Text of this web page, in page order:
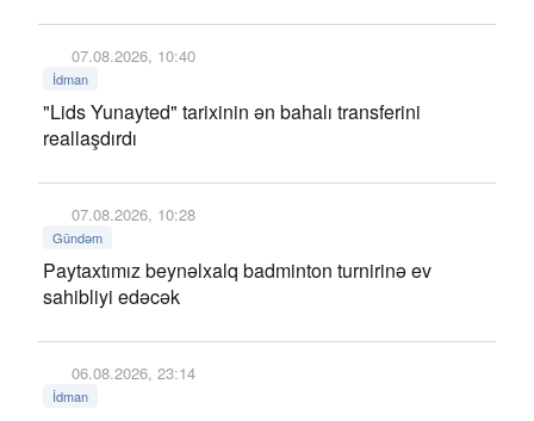
07.08.2026, 10:40
İdman
"Lids Yunayted" tarixinin ən bahalı transferini
reallaşdırdı
07.08.2026, 10:28
Gündəm
Paytaxtımız beynəlxalq badminton turnirinə ev
sahibliyi edəcək
06.08.2026, 23:14
İdman